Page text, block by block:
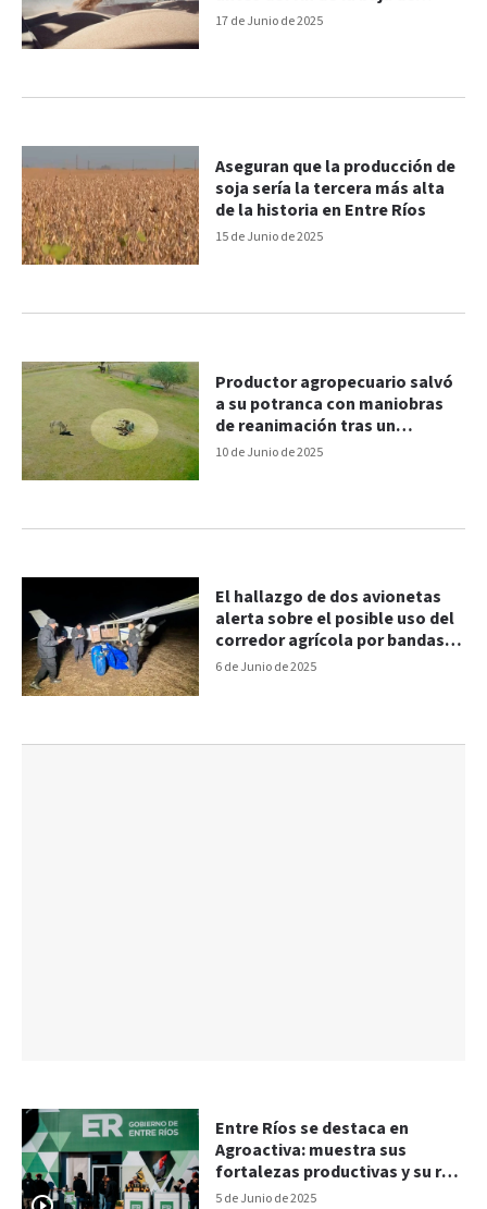
17 de Junio de 2025
retenciones
15 de Junio de 2025
Aseguran que la producción de
soja sería la tercera más alta
de la historia en Entre Ríos
10 de Junio de 2025
Productor agropecuario salvó
a su potranca con maniobras
de reanimación tras un
accidente
6 de Junio de 2025
El hallazgo de dos avionetas
alerta sobre el posible uso del
corredor agrícola por bandas
narco
5 de Junio de 2025
Entre Ríos se destaca en
Agroactiva: muestra sus
fortalezas productivas y su rol
agroindustrial